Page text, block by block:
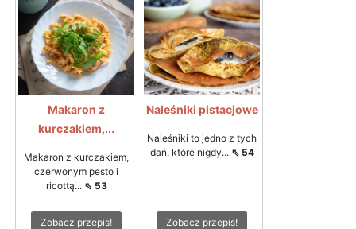
Makaron z
kurczakiem,...
Makaron z kurczakiem,
czerwonym pesto i
ricottą... ⇖ 53
Zobacz przepis!
Naleśniki pistacjowe
Naleśniki to jedno z tych
dań, które nigdy... ⇖ 54
Zobacz przepis!